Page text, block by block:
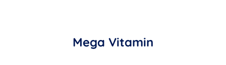
Mega Vitamin